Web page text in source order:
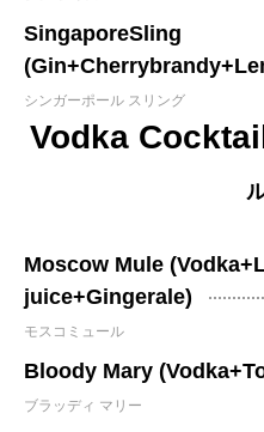
SingaporeSling
シンガーポール スリング
Vodka
Moscow Mule
juice+Gingerale)
モスコミュール
Bloody Mary
ブラッディ マリー